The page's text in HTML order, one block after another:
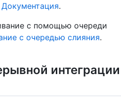
.
с помощью очереди
с очередью слияния.
интеграции